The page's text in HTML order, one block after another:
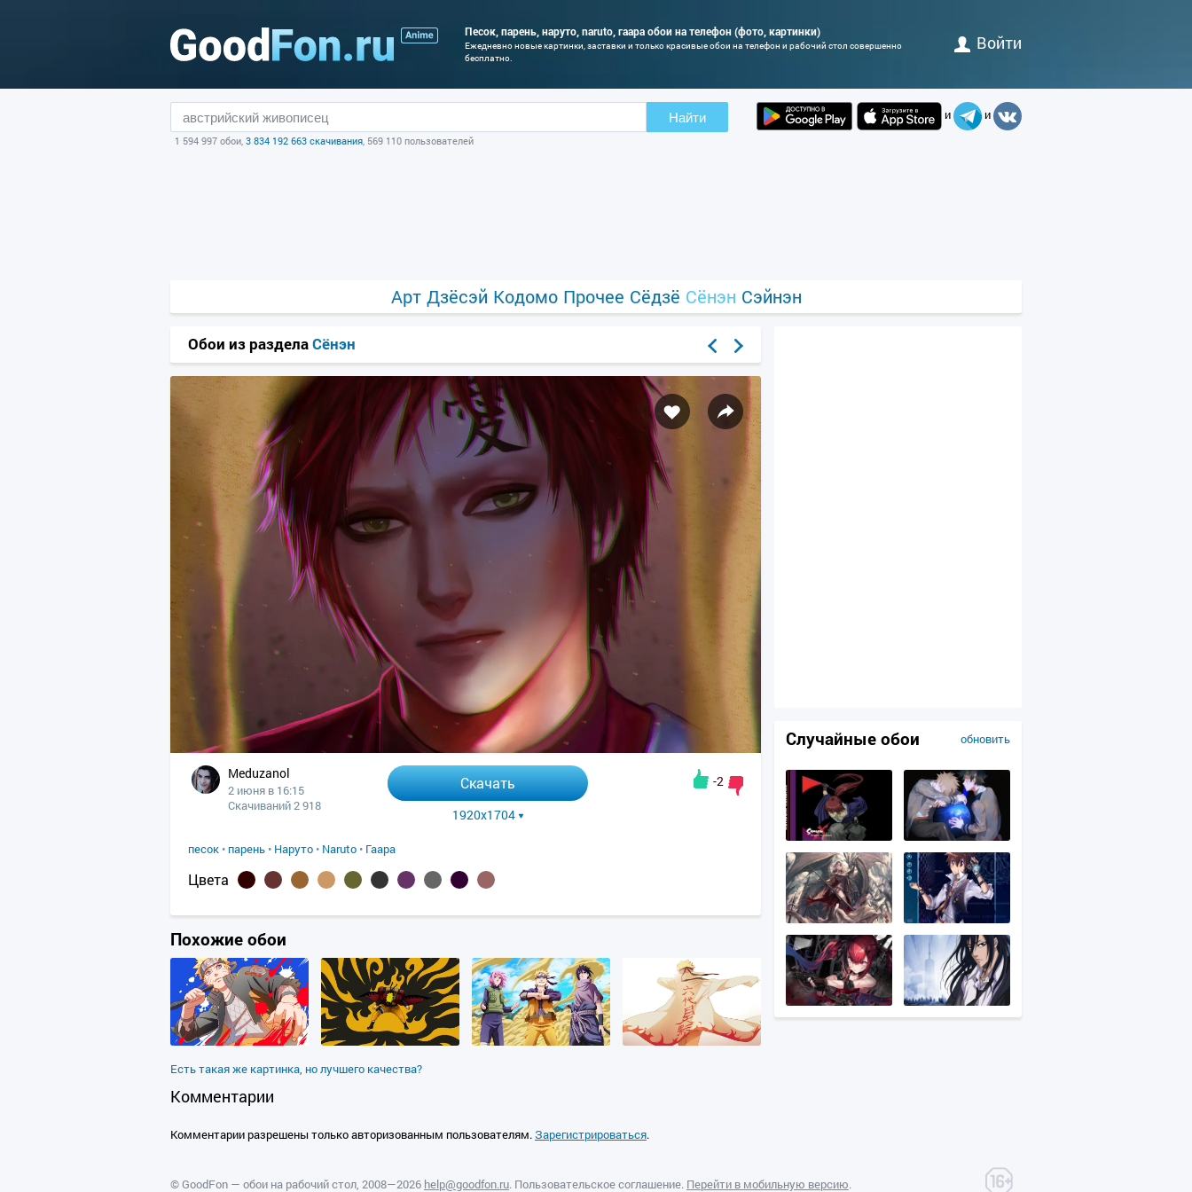
Песок, парень, наруто, naruto, гаара обои на телефон (фото, картинки)
Ежедневно новые картинки, заставки и только красивые обои на телефон и рабочий стол совершенно
бесплатно.
Войти
Найти
1 594 997 обои, 3 834 192 663 скачивания, 569 110 пользователей
и и
Арт Дзёсэй Кодомо Прочее Сёдзё Сёнэн Сэйнэн
Обои из разделаСёнэн
Meduzanol
2 июня в 16:15
Скачиваний 2 918
Скачать
1920x1704
-2
песок • парень • Наруто • Naruto • Гаара
Цвета
Похожие обои
Есть такая же картинка, но лучшего качества?
Комментарии
Комментарии разрешены только авторизованным пользователям.Зарегистрироваться.
обновить
Случайные обои
©GoodFon — обои на рабочий стол , 2008—2026 help@goodfon.ru. Пользовательское соглашение. Перейти в мобильную версию.